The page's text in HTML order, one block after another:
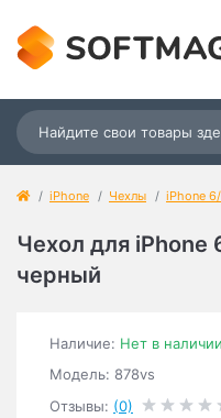
iPhone Чехлы iPhone
Чехол для iPhone
черный
Наличие: Нет в наличии
Модель: 878vs
Отзывы: (0)